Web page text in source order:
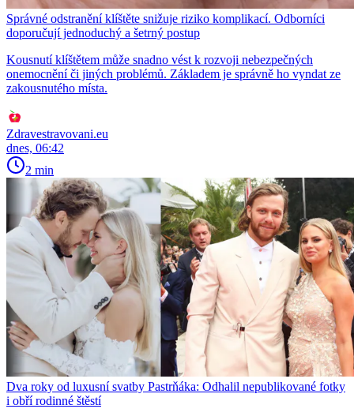
Správné odstranění klíštěte snižuje riziko komplikací. Odborníci
doporučují jednoduchý a šetrný postup
Kousnutí klíštětem může snadno vést k rozvoji nebezpečných
onemocnění či jiných problémů. Základem je správně ho vyndat ze
zakousnutého místa.
Zdravestravovani.eu
dnes, 06:42
2 min
Dva roky od luxusní svatby Pastrňáka: Odhalil nepublikované fotky
i obří rodinné štěstí